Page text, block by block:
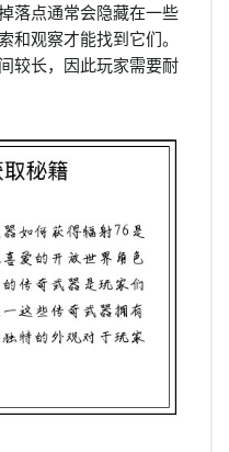
落点通常会隐藏在一些
和观察才能找到它们。
较长，因此玩家需要耐